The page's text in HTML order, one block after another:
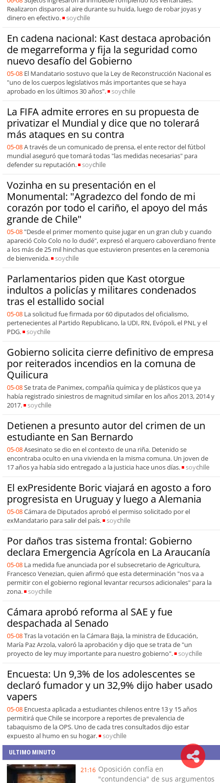
Realizaron disparos al aire durante su huida, luego de robar joyas y
dinero en efectivo.
soychile
En cadena nacional: Kast destaca aprobación
de megarreforma y fija la seguridad como
nuevo desafío del Gobierno
05-08 El Mandatario sostuvo que la Ley de Reconstrucción Nacional es
"uno de los cuerpos legislativos más importantes que se haya
aprobado en los últimos 30 años".
soychile
La FIFA admite errores en su propuesta de
privatizar el Mundial y dice que no tolerará
más ataques en su contra
05-08A través de un comunicado de prensa, el ente rector del fútbol
mundial aseguró que tomará todas "las medidas necesarias" para
defender su reputación.
soychile
Vozinha en su presentación en el
Monumental: "Agradezco del fondo de mi
corazón por todo el cariño, el apoyo del más
grande de Chile"
05-08 "Desde el primer momento quise jugar en un gran club y cuando
apareció Colo Colo no lo dudé", expresó el arquero caboverdiano frente
a los más de 25 mil hinchas que estuvieron presentes en la ceremonia
de bienvenida.
soychile
Parlamentarios piden que Kast otorgue
indultos a policías y militares condenados
tras el estallido social
05-08 La solicitud fue firmada por 60 diputados del oficialismo,
pertenecientes al Partido Republicano, la UDI, RN, Evópoli, el PNL y el
PDG.
soychile
Gobierno solicita cierre definitivo de empresa
por reiterados incendios en la comuna de
Quilicura
05-08Se trata de Panimex, compañía química y de plásticos que ya
había registrado siniestros de magnitud similar en los años 2013, 2014 y
2017.
soychile
Detienen a presunto autor del crimen de un
estudiante en San Bernardo
05-08Asesinato se dio en el contexto de una riña. Detenido se
encontraba oculto en una vivienda en la misma comuna. Un joven de
17 años ya había sido entregado a la justicia hace unos días.
soychile
El exPresidente Boric viajará en agosto a foro
progresista en Uruguay y luego a Alemania
05-08Cámara de Diputados aprobó el permiso solicitado por el
exMandatario para salir del país.
soychile
Por daños tras sistema frontal: Gobierno
declara Emergencia Agrícola en La Araucanía
05-08 La medida fue anunciada por el subsecretario de Agricultura,
Francesco Venezian, quien afirmó que esta determinación "nos va a
permitir con el gobierno regional levantar recursos adicionales" para la
zona.
soychile
Cámara aprobó reforma al SAE y fue
despachada al Senado
05-08Tras la votación en la Cámara Baja, la ministra de Educación,
María Paz Arzola, valoró la aprobación y dijo que se trata de "un
proyecto de ley muy importante para nuestro gobierno".
soychile
Encuesta: Un 9,3% de los adolescentes se
declaró fumador y un 32,9% dijo haber usado
vapers
05-08 Encuesta aplicada a estudiantes chilenos entre 13 y 15 años
permitirá que Chile se incorpore a reportes de prevalencia de
tabaquismo de la OPS. Uno de cada tres consultados dijo estar
expuesto al humo en su hogar.
soychile
ULTIMO MINUTO
21:16 Oposición confía en
"contundencia" de sus argumentos